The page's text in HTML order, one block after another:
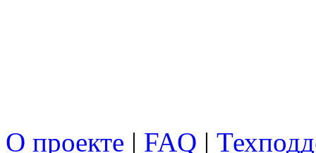
О проекте | FAQ |